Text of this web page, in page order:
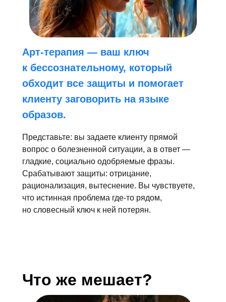
Арт-терапия — ваш ключ
к бессознательному, который
обходит все защиты и помогает
клиенту заговорить на языке
образов.
Представьте: вы задаете клиенту прямой
вопрос о болезненной ситуации, а в ответ —
гладкие, социально одобряемые фразы.
Срабатывают защиты: отрицание,
рационализация, вытеснение. Вы чувствуете,
что истинная проблема где-то рядом,
но словесный ключ к ней потерян.
Что же мешает?